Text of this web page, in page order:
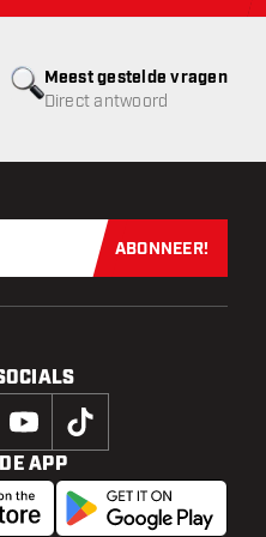
Meest gestelde vragen
Direct antwoord
niet beschikbaar
Schrijf je
ABONNEER!
APP